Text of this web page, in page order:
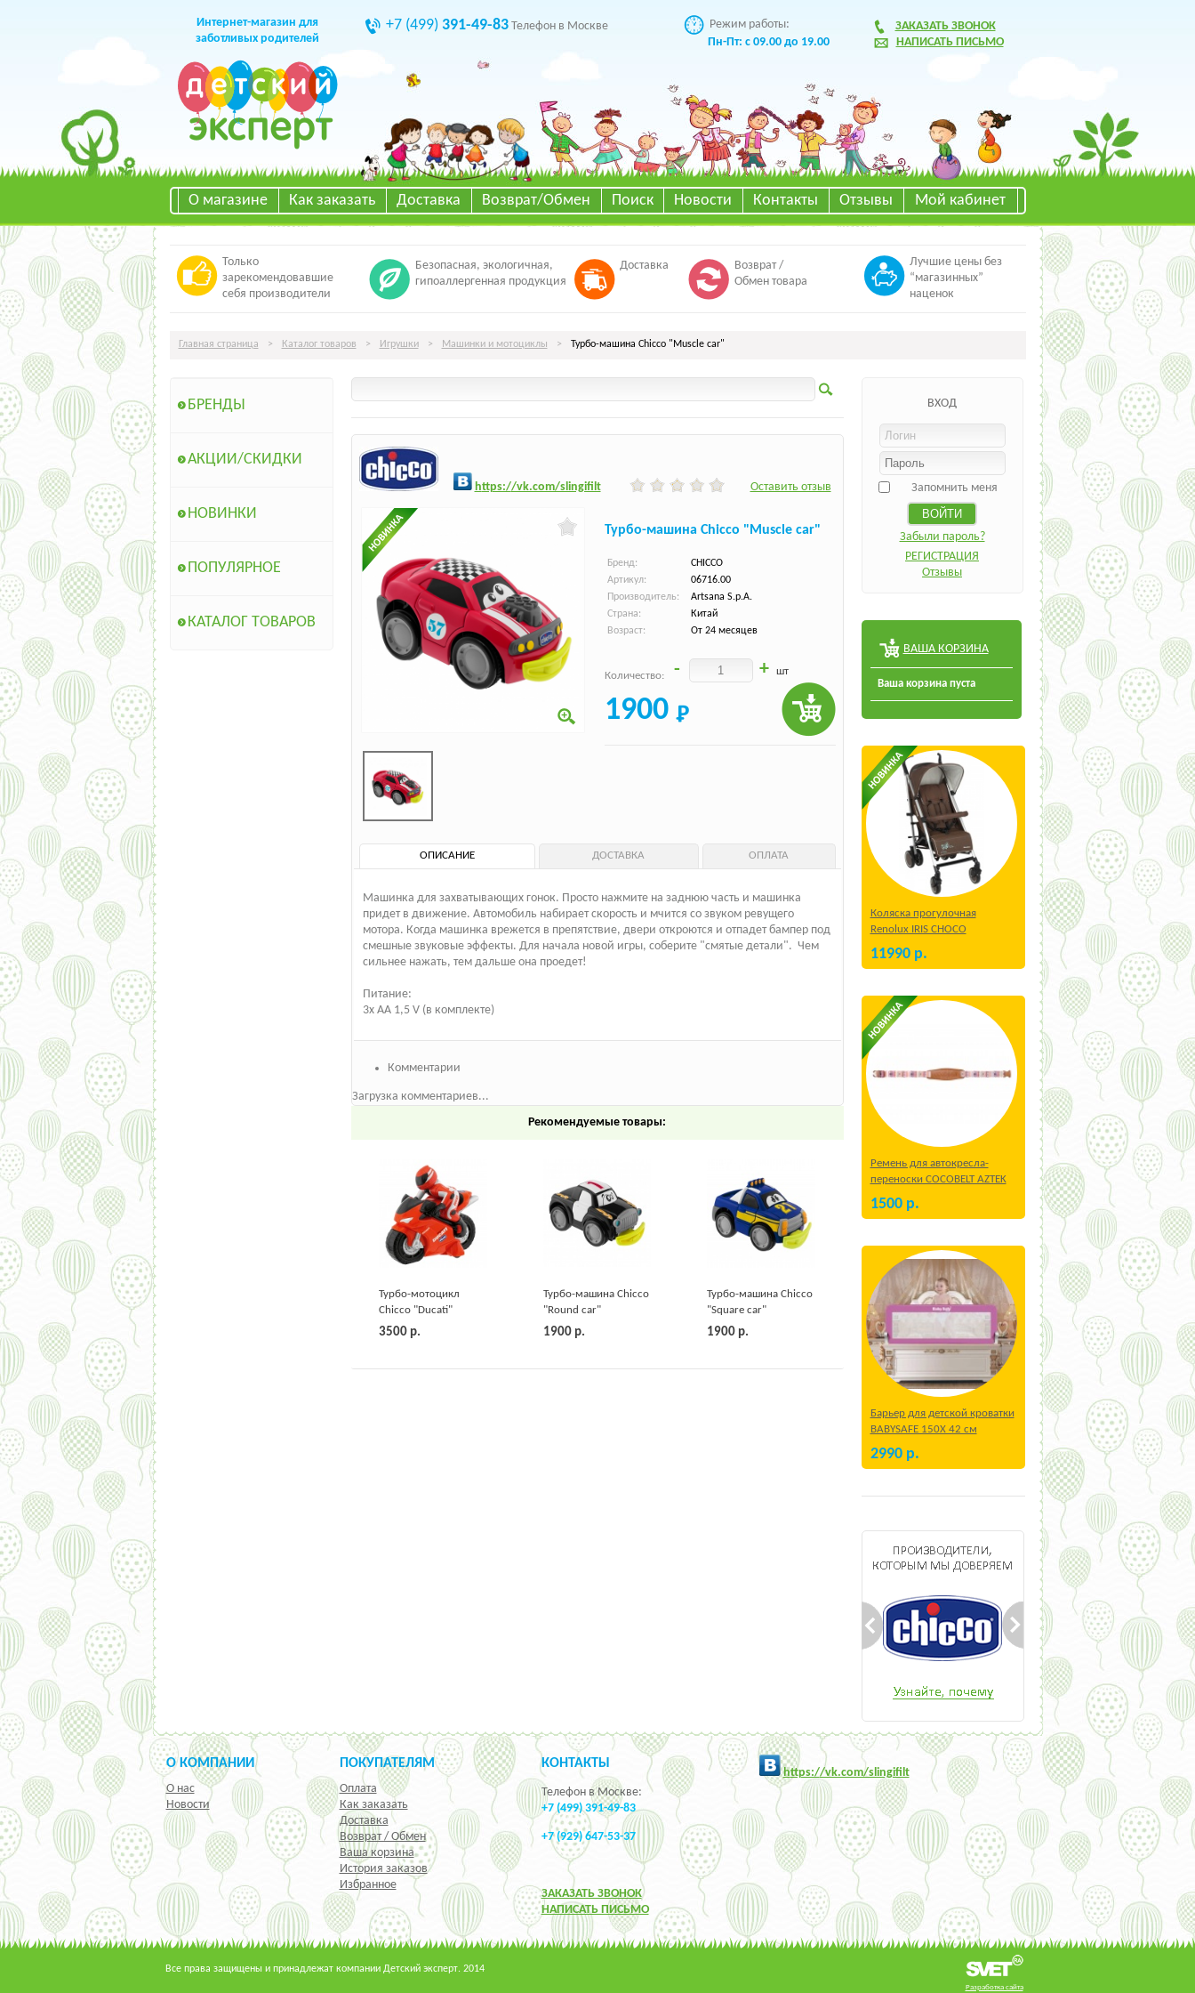
Интернет-магазин для
заботливых родителей
+7 (499) 391-49-83Телефон в Москве
Режим работы:
Пн-Пт: с 09.00 до 19.00
ЗАКАЗАТЬ ЗВОНОК
НАПИСАТЬ ПИСЬМО
О магазине Как заказать Доставка Возврат/Обмен Поиск Новости Контакты Отзывы Мой кабинет
Только
зарекомендовавшие
себя производители
Безопасная, экологичная,
гипоаллергенная продукция
Доставка
Возврат /
Обмен товара
Лучшие цены без
“магазинных”
наценок
Главная страница > Каталог товаров > Игрушки > Машинки и мотоциклы > Турбо-машина Chicco "Muscle car"
БРЕНДЫ
АКЦИИ/СКИДКИ
НОВИНКИ
ПОПУЛЯРНОЕ
КАТАЛОГ ТОВАРОВ
https://vk.com/slingifilt Оставить отзыв
Турбо-машина Chicco "Muscle car"
Бренд:
CHICCO
Артикул:
06716.00
Производитель:
Artsana S.p.A.
Страна:
Китай
Возраст:
От 24 месяцев
Количество: - + шт
1900
ОПИСАНИЕ ДОСТАВКА ОПЛАТА
Машинка для захватывающих гонок. Просто нажмите на заднюю часть и машинка
придет в движение. Автомобиль набирает скорость и мчится со звуком ревущего
мотора. Когда машинка врежется в препятствие, двери откроются и отпадет бампер под
смешные звуковые эффекты. Для начала новой игры, соберите "смятые детали". Чем
сильнее нажать, тем дальше она проедет!
Питание:
3x AA 1,5 V (в комплекте)
Комментарии
Загрузка комментариев...
Рекомендуемые товары:
Турбо-мотоцикл
Chicco "Ducati"
радиоуправляемый
3500 р.
Турбо-машина Chicco
"Round car"
1900 р.
Турбо-машина Chicco
"Square car"
1900 р.
ВХОД
Запомнить меня
Забыли пароль?
РЕГИСТРАЦИЯ
Отзывы
ВАША КОРЗИНА
Ваша корзина пуста
Коляска прогулочная
Renolux IRIS CHOCO
11990 р.
Ремень для автокресла-
переноски COCOBELT AZTEK
1500 р.
Барьер для детской кроватки
BABYSAFE 150Х 42 см
Бежевый
2990 р.
О КОМПАНИИ
О нас
Новости
ПОКУПАТЕЛЯМ
Оплата
Как заказать
Доставка
Возврат / Обмен
Ваша корзина
История заказов
Избранное
КОНТАКТЫ
Телефон в Москве:
+7 (499) 391-49-83
+7 (929) 647-53-37
ЗАКАЗАТЬ ЗВОНОК
НАПИСАТЬ ПИСЬМО
https://vk.com/slingifilt
Разработка сайта
Все права защищены и принадлежат компании Детский эксперт. 2014